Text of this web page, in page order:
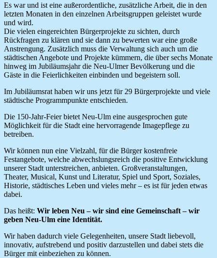
Es war und ist eine außerordentliche, zusätzliche Arbeit, die in den
letzten Monaten in den einzelnen Arbeitsgruppen geleistet wurde
und wird.
Die vielen eingereichten Bürgerprojekte zu sichten, durch
Rückfragen zu klären und sie dann zu bewerten war eine große
Anstrengung. Zusätzlich muss die Verwaltung sich auch um die
städtischen Angebote und Projekte kümmern, die über sechs Monate
hinweg im Jubiläumsjahr die Neu-Ulmer Bevölkerung und die
Gäste in die Feierlichkeiten einbinden und begeistern soll.
Im Jubiläumsrat haben wir uns jetzt für 29 Bürgerprojekte und viele
städtische Programmpunkte entschieden.
Die 150-Jahr-Feier bietet Neu-Ulm eine ausgesprochen gute
Möglichkeit für die Stadt eine hervorragende Imagepflege zu
betreiben.
Wir können nun eine Vielzahl, für die Bürger kostenfreie
Festangebote, welche abwechslungsreich die positive Entwicklung
unserer Stadt unterstreichen, anbieten. Großveranstaltungen,
Theater, Musical, Kunst und Literatur, Spiel und Sport, Soziales,
Historie, städtisches Leben und vieles mehr – es ist für jeden etwas
dabei.
Das heißt: Wir leben Neu – wir sind eine Gemeinschaft – wir
geben Neu-Ulm eine Identität.
Wir haben dadurch viele Gelegenheiten, unsere Stadt liebevoll,
innovativ, aufstrebend und positiv darzustellen und dabei stets die
Bürger mit einbeziehen zu können.